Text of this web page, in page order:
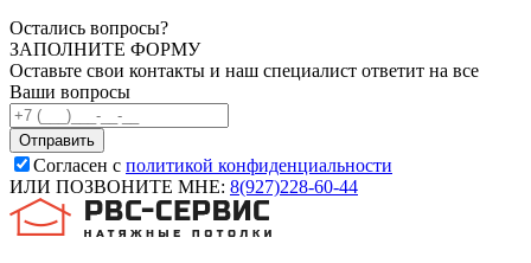
Остались вопросы?
ЗАПОЛНИТЕ ФОРМУ
Оставьте свои контакты и наш специалист ответит на все
Ваши вопросы
Согласен с политикой конфиденциальности
ИЛИ ПОЗВОНИТЕ МНЕ: 8(927)228-60-44